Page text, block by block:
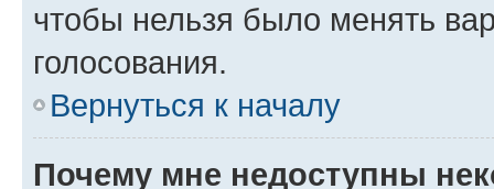
чтобы нельзя было менять
голосования.
Вернуться к началу
Почему мне недоступны